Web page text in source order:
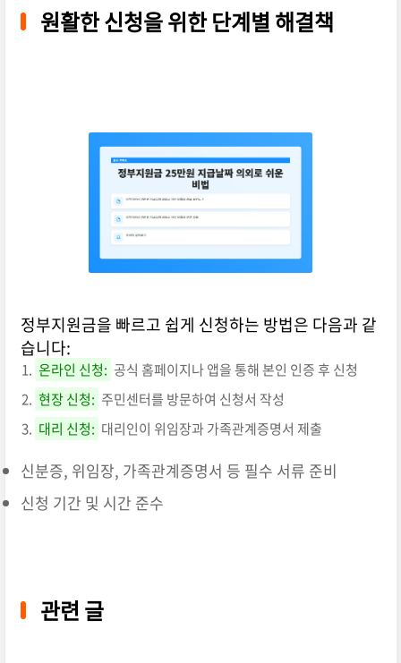
원활한 신청을 위한 단계별 해결책
정부지원금을 빠르고 쉽게 신청하는 방법은 다음과 같
습니다:
온라인 신청: 공식 홈페이지나 앱을 통해 본인 인증 후 신청
현장 신청: 주민센터를 방문하여 신청서 작성
대리 신청: 대리인이 위임장과 가족관계증명서 제출
신분증, 위임장, 가족관계증명서 등 필수 서류 준비
신청 기간 및 시간 준수
관련 글